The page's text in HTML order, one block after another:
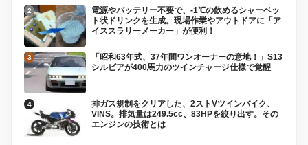
電源やバッテリー不要で、-1℃の飲めるシャーベッ
ト状ドリンクを生成。現場作業やアウトドアに「ア
イススラリーメーカー」が便利！
「昭和63年式、37年間ワンオーナーの意地！」S13
シルビアが400馬力のツインチャージ仕様で覚醒
排ガス規制をクリアした、2ストVツインバイク、
VINS。排気量は249.5cc、83HPを絞り出す。その
エンジンの技術とは